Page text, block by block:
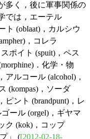
多く，後に軍事関係の
では，エーテル
ト (oblaat)，カルシウ
，コレラ
ポイト (spuit)，ペス
．化学・物
ルコール (alcohol)，
(kompas)，ソーダ
ピント (brandpunt)，レ
ール (orgel)，ギヤマ
ク (kok)，コップ
」 ([2012-02-18-